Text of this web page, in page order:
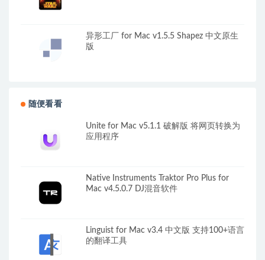
异形工厂 for Mac v1.5.5 Shapez 中文原生
版
随便看看
Unite for Mac v5.1.1 破解版 将网页转换为
应用程序
Native Instruments Traktor Pro Plus for
Mac v4.5.0.7 DJ混音软件
Linguist for Mac v3.4 中文版 支持100+语言
的翻译工具